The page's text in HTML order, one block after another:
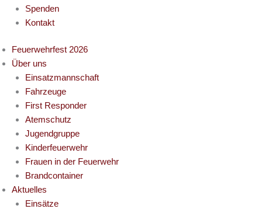
Spenden
Kontakt
Feuerwehrfest 2026
Über uns
Einsatzmannschaft
Fahrzeuge
First Responder
Atemschutz
Jugendgruppe
Kinderfeuerwehr
Frauen in der Feuerwehr
Brandcontainer
Aktuelles
Einsätze